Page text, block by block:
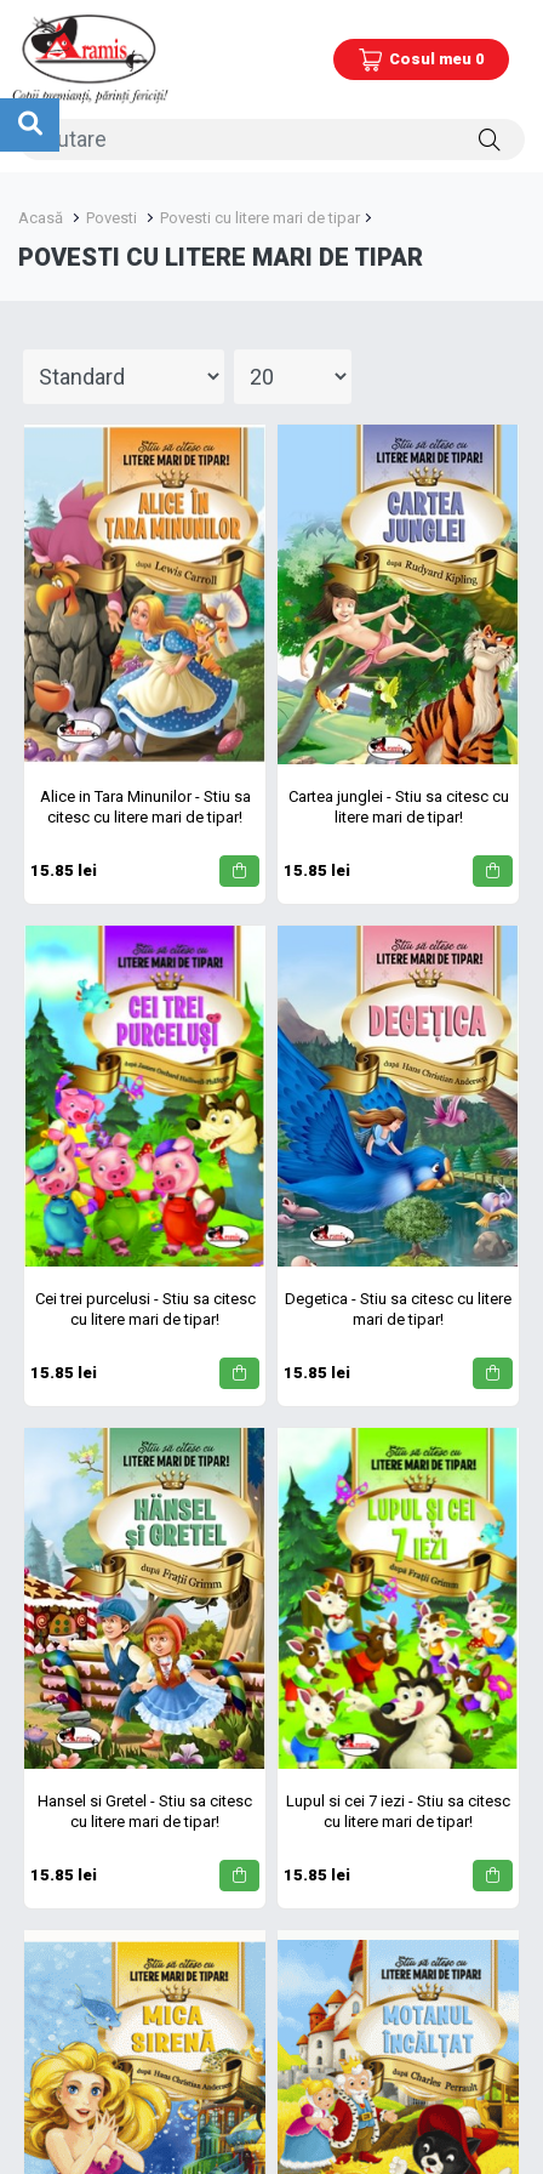
Cosul meu 0
Acasă Povesti Povesti cu litere mari de tipar
POVESTI CU LITERE MARI DE TIPAR
Alice in Tara Minunilor - Stiu sa
citesc cu litere mari de tipar!
15.85 lei
Cartea junglei - Stiu sa citesc cu
litere mari de tipar!
15.85 lei
Cei trei purcelusi - Stiu sa citesc
cu litere mari de tipar!
15.85 lei
Degetica - Stiu sa citesc cu litere
mari de tipar!
15.85 lei
Hansel si Gretel - Stiu sa citesc
cu litere mari de tipar!
15.85 lei
Lupul si cei 7 iezi - Stiu sa citesc
cu litere mari de tipar!
15.85 lei